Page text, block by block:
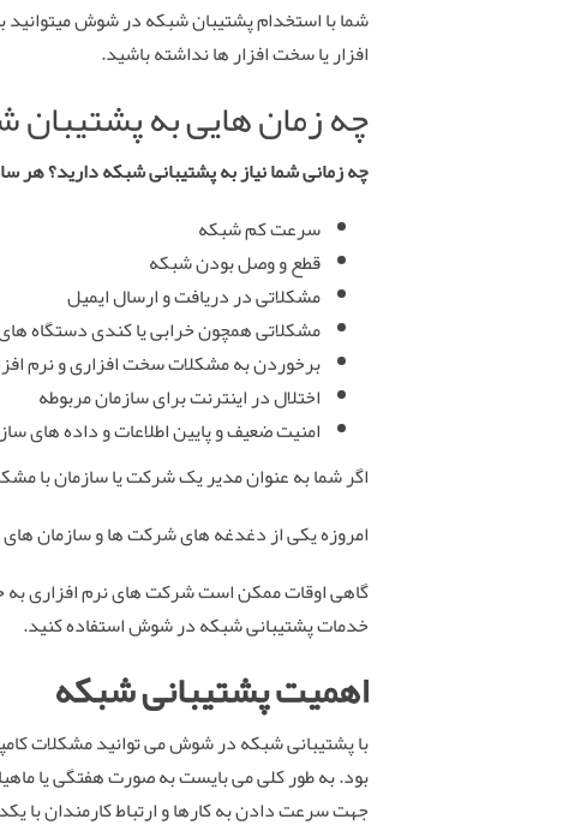
شما با استخدام پشتیبان شبکه در شوش میتوانید
افزار یا سخت افزار ها نداشته باشید.
چه زمان هایی به پشتیبان
چه زمانی شما نیاز به پشتیبانی شبکه دارید؟ هر
سرعت کم شبکه
قطع و وصل بودن شبکه
مشکلاتی در دریافت و ارسال ایمیل
مشکلاتی همچون خرابی یا کندی دستگاه
برخوردن به مشکلات سخت افزاری و نرم
اختلال در اینترنت برای سازمان مربوطه
امنیت ضعیف و پایین اطلاعات و داده های
اگر شما به عنوان مدیر یک شرکت یا سازمان با
امروزه یکی از دغدغه های شرکت ها و سازمان
گاهی اوقات ممکن است شرکت های نرم افزاری به
خدمات پشتیبانی شبکه در شوش استفاده کنید.
اهمیت پشتیبانی شبکه
با پشتیبانی شبکه در شوش می توانید مشکلات
بود. به طور کلی می بایست به صورت هفتگی یا
جهت سرعت دادن به کارها و ارتباط کارمندان با